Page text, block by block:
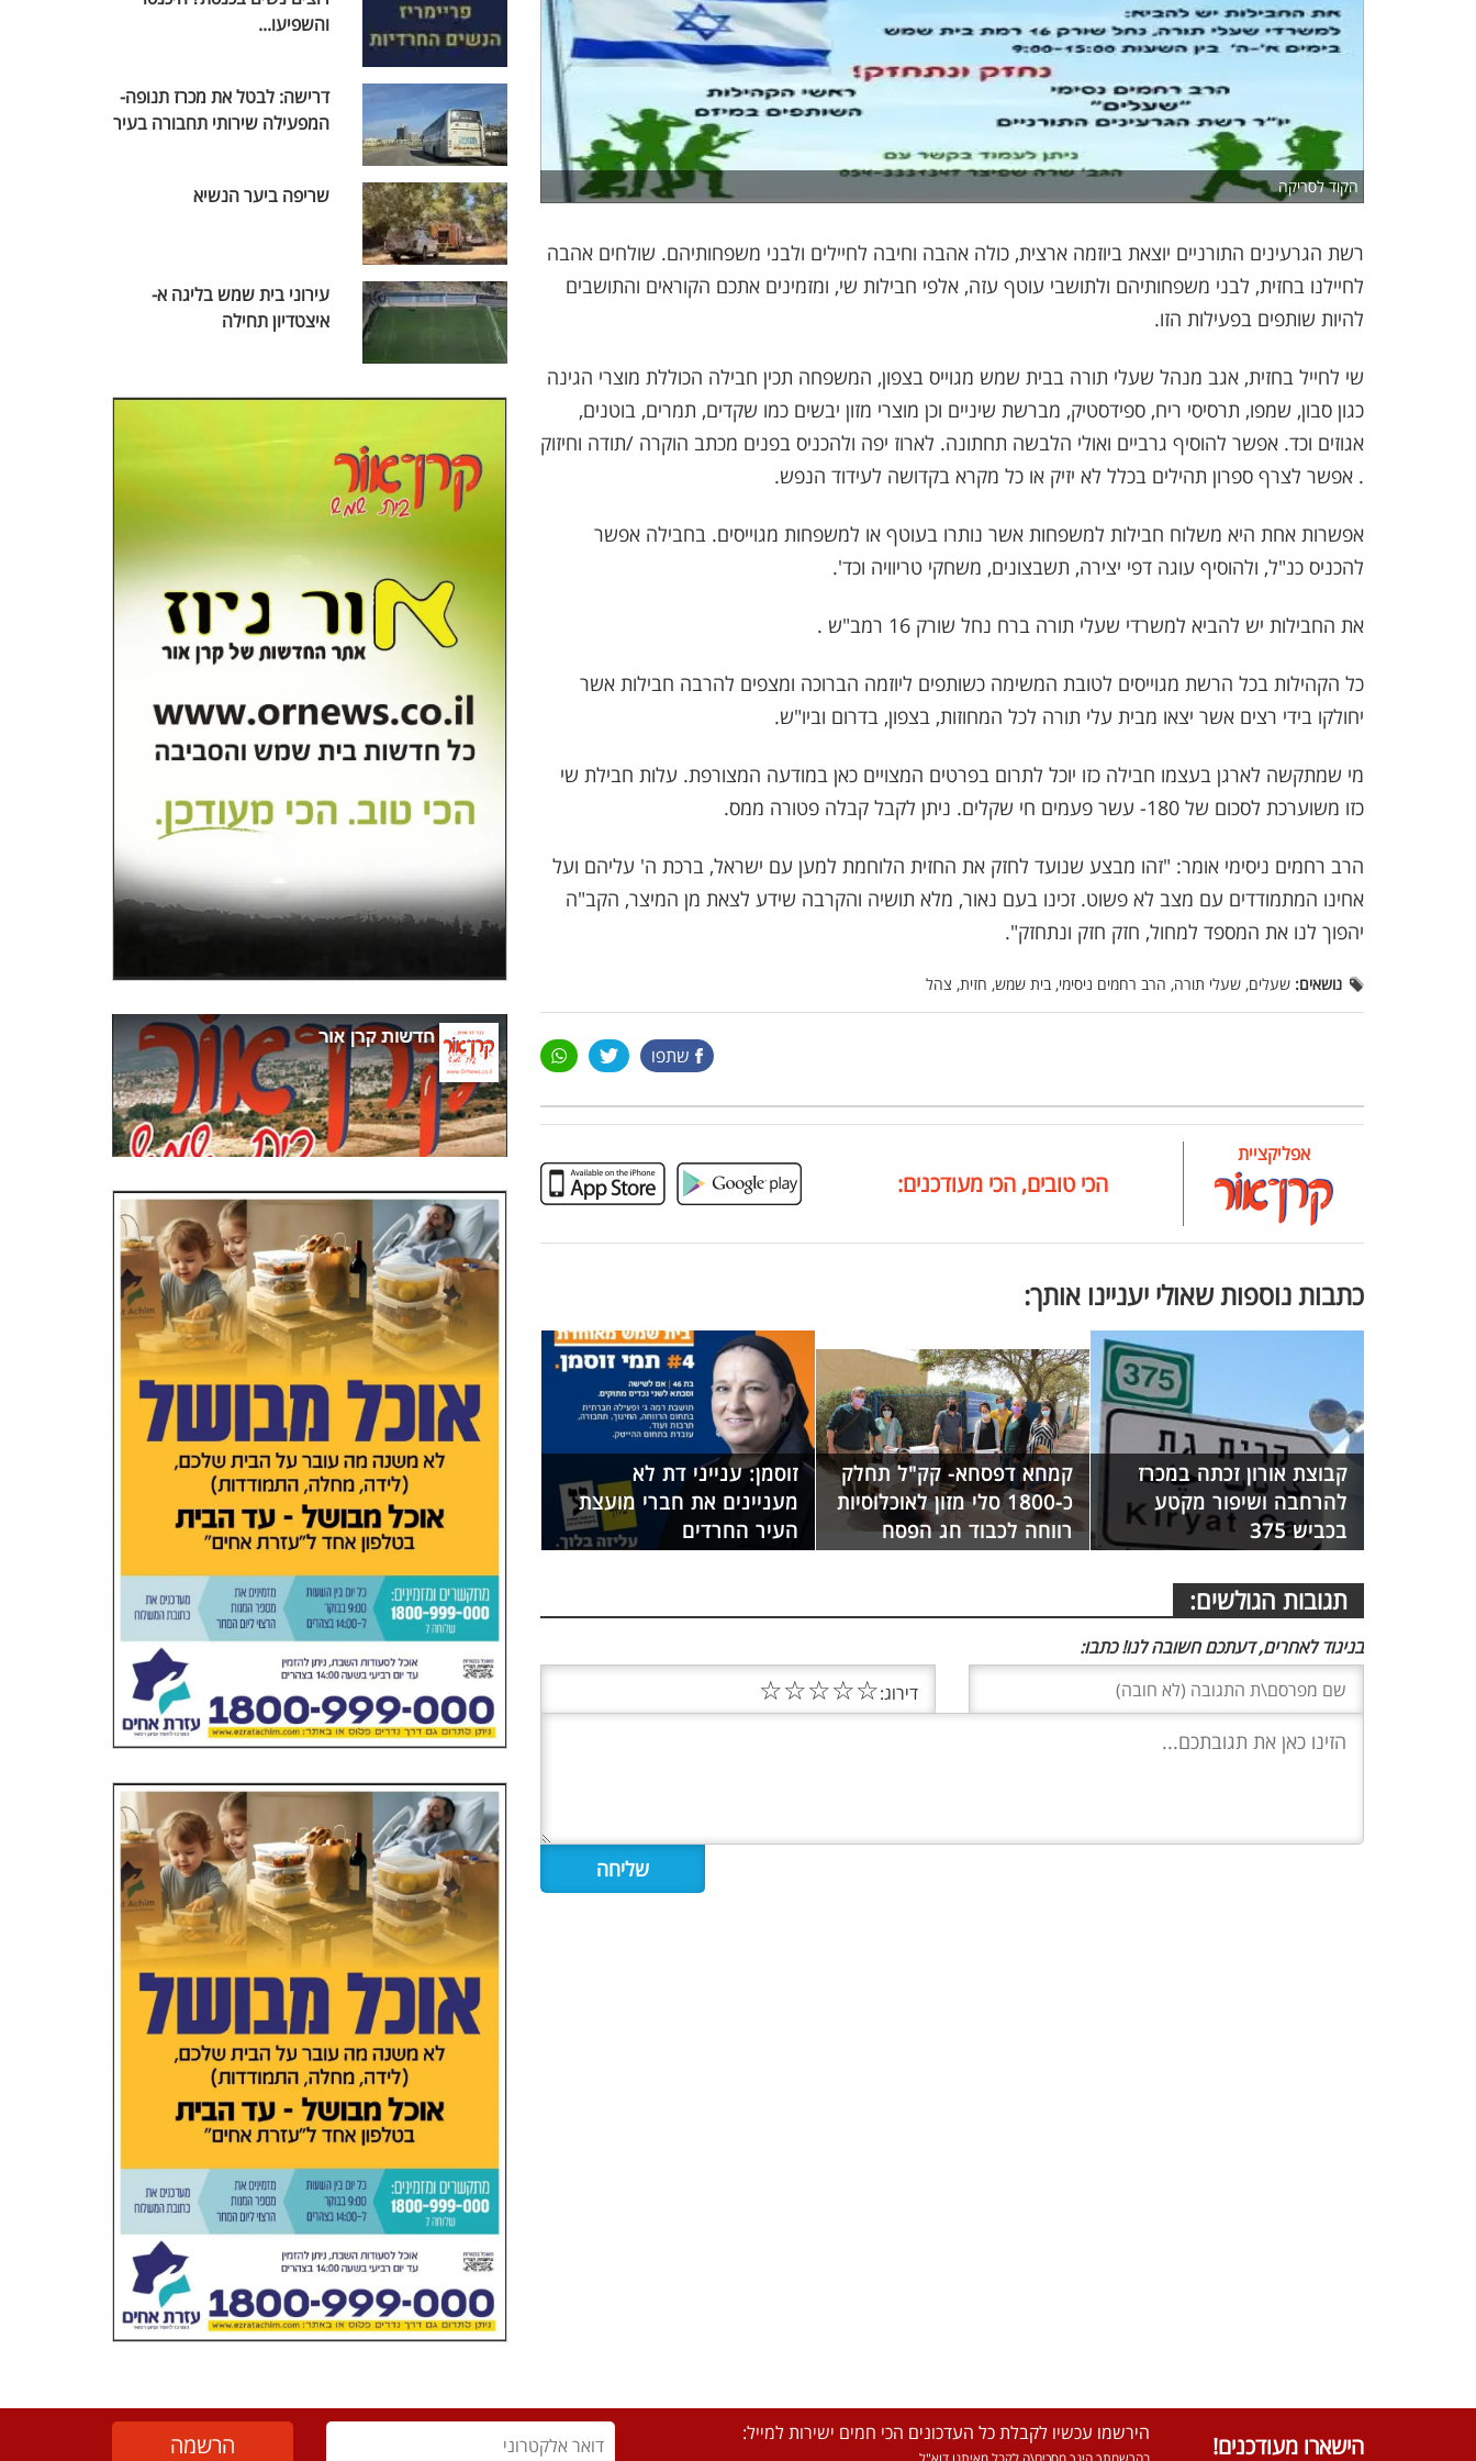
הקוד לסריקה
רשת הגרעינים התורניים יוצאת ביוזמה ארצית, כולה אהבה וחיבה לחיילים ולבני משפחותיהם. שולחים אהבה
לחיילנו בחזית, לבני משפחותיהם ולתושבי עוטף עזה, אלפי חבילות שי, ומזמינים אתכם הקוראים והתושבים
להיות שותפים בפעילות הזו.
שי לחייל בחזית, אגב מנהל שעלי תורה בבית שמש מגוייס בצפון, המשפחה תכין חבילה הכוללת מוצרי הגינה
כגון סבון, שמפו, תרסיסי ריח, ספידסטיק, מברשת שיניים וכן מוצרי מזון יבשים כמו שקדים, תמרים, בוטנים,
אגוזים וכד. אפשר להוסיף גרביים ואולי הלבשה תחתונה. לארוז יפה ולהכניס בפנים מכתב הוקרה /תודה וחיזוק
. אפשר לצרף ספרון תהילים בכלל לא יזיק או כל מקרא בקדושה לעידוד הנפש.
אפשרות אחת היא משלוח חבילות למשפחות אשר נותרו בעוטף או למשפחות מגוייסים. בחבילה אפשר
להכניס כנ"ל, ולהוסיף עוגה דפי יצירה, תשבצונים, משחקי טריוויה וכד'.
את החבילות יש להביא למשרדי שעלי תורה ברח נחל שורק 16 רמב"ש .
כל הקהילות בכל הרשת מגוייסים לטובת המשימה כשותפים ליוזמה הברוכה ומצפים להרבה חבילות אשר
יחולקו בידי רצים אשר יצאו מבית עלי תורה לכל המחוזות, בצפון, בדרום וביו"ש.
מי שמתקשה לארגן בעצמו חבילה כזו יוכל לתרום בפרטים המצויים כאן במודעה המצורפת. עלות חבילת שי
כזו משוערכת לסכום של 180- עשר פעמים חי שקלים. ניתן לקבל קבלה פטורה ממס.
הרב רחמים ניסימי אומר: "זהו מבצע שנועד לחזק את החזית הלוחמת למען עם ישראל, ברכת ה' עליהם ועל
אחינו המתמודדים עם מצב לא פשוט. זכינו בעם נאור, מלא תושיה והקרבה שידע לצאת מן המיצר, הקב"ה
יהפוך לנו את המספד למחול, חזק חזק ונתחזק".
נושאים: שעלים, שעלי תורה, הרב רחמים ניסימי, בית שמש, חזית, צהל
שתפו
אפליקציית
הכי טובים, הכי מעודכנים:
כתבות נוספות שאולי יעניינו אותך:
קבוצת אורון זכתה במכרז
להרחבה ושיפור מקטע
בכביש 375
קמחא דפסחא- קק"ל תחלק
כ-1800 סלי מזון לאוכלוסיות
רווחה לכבוד חג הפסח
זוסמן: ענייני דת לא
מעניינים את חברי מועצת
העיר החרדים
תגובות הגולשים:
בניגוד לאחרים, דעתכם חשובה לנו! כתבו:
דירוג:☆
☆
☆
☆
☆
והשפיעו...
דרישה: לבטל את מכרז תנופה-
המפעילה שירותי תחבורה בעיר
שריפה ביער הנשיא
עירוני בית שמש בליגה א-
איצטדיון תחילה
הישארו מעודכנים! הירשמו עכשיו לקבלת כל העדכונים הכי חמים ישירות למייל: